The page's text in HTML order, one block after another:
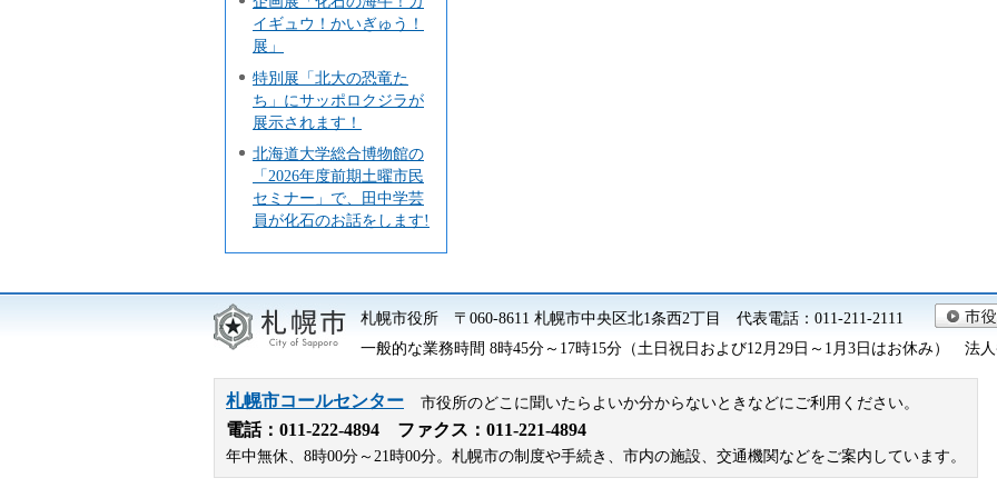
イギュウ！かいぎゅう！
展」
特別展「北大の恐竜た
ち」にサッポロクジラが
展示されます！
北海道大学総合博物館の
「2026年度前期土曜市民
セミナー」で、田中学芸
員が化石のお話をします!
札幌市役所 〒060-8611 札幌市中央区北1条西2丁目 代表電話：011-211-2111
一般的な業務時間 8時45分～17時15分（土日祝日および12月29日～1月3日はお休み） 法人
札幌市コールセンター 市役所のどこに聞いたらよいか分からないときなどにご利用ください。
電話： 011-222-4894 ファクス：011-221-4894
年中無休、8時00分～21時00分。札幌市の制度や手続き、市内の施設、交通機関などをご案内しています。